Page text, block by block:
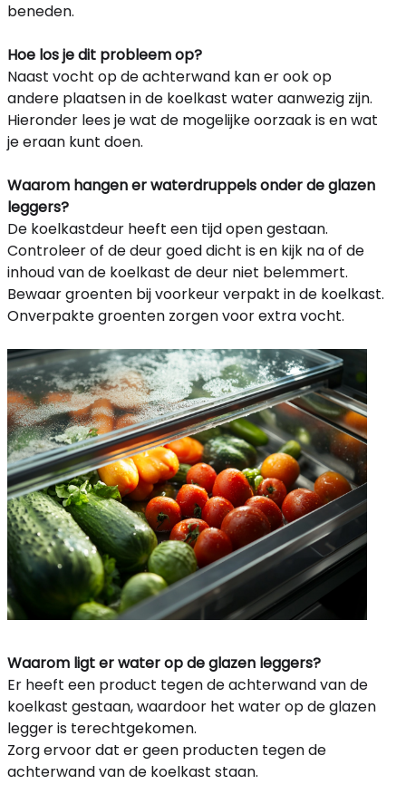
beneden.
Hoe los je dit probleem op?
Naast vocht op de achterwand kan er ook op
andere plaatsen in de koelkast water aanwezig zijn.
Hieronder lees je wat de mogelijke oorzaak is en wat
je eraan kunt doen.
Waarom hangen er waterdruppels onder de glazen
leggers?
De koelkastdeur heeft een tijd open gestaan.
Controleer of de deur goed dicht is en kijk na of de
inhoud van de koelkast de deur niet belemmert.
Bewaar groenten bij voorkeur verpakt in de koelkast.
Onverpakte groenten zorgen voor extra vocht.
Waarom ligt er water op de glazen leggers?
Er heeft een product tegen de achterwand van de
koelkast gestaan, waardoor het water op de glazen
legger is terechtgekomen.
Zorg ervoor dat er geen producten tegen de
achterwand van de koelkast staan.